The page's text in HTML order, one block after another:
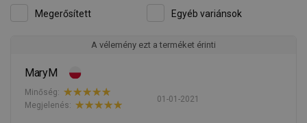
Megerősített Egyéb variánsok
A vélemény ezt a terméket érinti
MaryM
01-01-2021
Minőség:
Megjelenés: